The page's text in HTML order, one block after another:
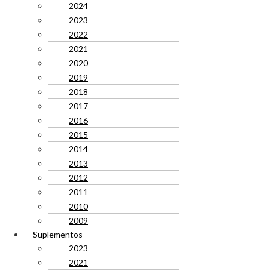
2024
2023
2022
2021
2020
2019
2018
2017
2016
2015
2014
2013
2012
2011
2010
2009
Suplementos
2023
2021